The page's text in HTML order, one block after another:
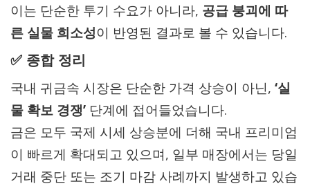
이는 단순한 투기 수요가 아니라, 공급 붕괴에 따
른 실물 희소성이 반영된 결과로 볼 수 있습니다.
✅ 종합 정리
국내 귀금속 시장은 단순한 가격 상승이 아닌, ‘실
물 확보 경쟁’ 단계에 접어들었습니다.
금은 모두 국제 시세 상승분에 더해 국내 프리미엄
이 빠르게 확대되고 있으며, 일부 매장에서는 당일
거래 중단 또는 조기 마감 사례까지 발생하고 있습